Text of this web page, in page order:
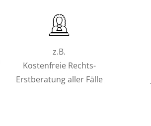
z.B.
Kostenfreie Rechts-
Erstberatung aller Fälle